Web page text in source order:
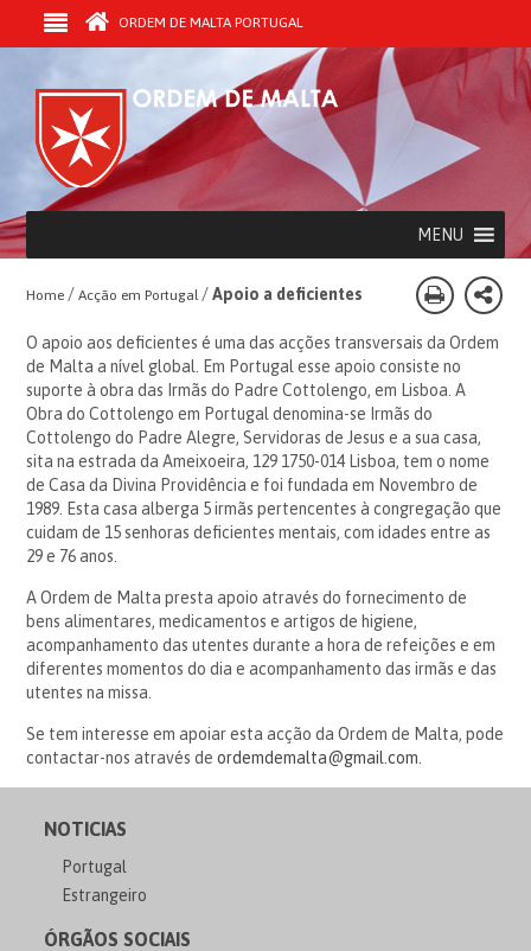
ORDEM DE MALTA PORTUGAL
MENU
Home /Acção em Portugal /Apoio a deficientes
O apoio aos deficientes é uma das acções transversais da Ordem
de Malta a nível global. Em Portugal esse apoio consiste no
suporte à obra das Irmãs do Padre Cottolengo, em Lisboa. A
Obra do Cottolengo em Portugal denomina-se Irmãs do
Cottolengo do Padre Alegre, Servidoras de Jesus e a sua casa,
sita na estrada da Ameixoeira, 129 1750-014 Lisboa, tem o nome
de Casa da Divina Providência e foi fundada em Novembro de
1989. Esta casa alberga 5 irmãs pertencentes à congregação que
cuidam de 15 senhoras deficientes mentais, com idades entre as
29 e 76 anos.
A Ordem de Malta presta apoio através do fornecimento de
bens alimentares, medicamentos e artigos de higiene,
acompanhamento das utentes durante a hora de refeições e em
diferentes momentos do dia e acompanhamento das irmãs e das
utentes na missa.
Se tem interesse em apoiar esta acção da Ordem de Malta, pode
contactar-nos através deordemdemalta@gmail.com
NOTICIAS
Portugal
Estrangeiro
ÓRGÃOS SOCIAIS